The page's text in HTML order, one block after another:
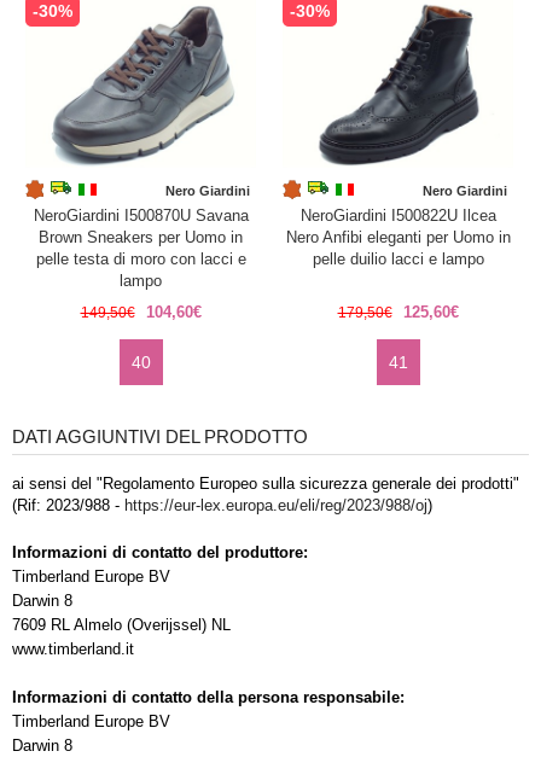
-30%
Nero Giardini
NeroGiardini I500870U Savana
Brown Sneakers per Uomo in
pelle testa di moro con lacci e
lampo
149,50€ 104,60€
40
-30%
Nero Giardini
NeroGiardini I500822U Ilcea
Nero Anfibi eleganti per Uomo in
pelle duilio lacci e lampo
179,50€ 125,60€
41
DATI AGGIUNTIVI DEL PRODOTTO
ai sensi del "Regolamento Europeo sulla sicurezza generale dei prodotti"
(Rif: 2023/988 - https://eur-lex.europa.eu/eli/reg/2023/988/oj)
Informazioni di contatto del produttore:
Timberland Europe BV
Darwin 8
7609 RL Almelo (Overijssel) NL
www.timberland.it
Informazioni di contatto della persona responsabile:
Timberland Europe BV
Darwin 8